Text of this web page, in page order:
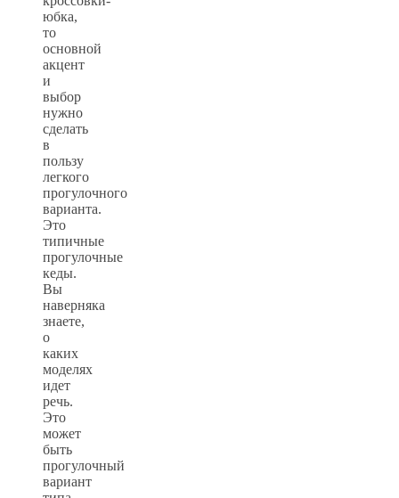
юбка,
то
основной
акцент
и
выбор
нужно
сделать
в
пользу
легкого
прогулочного
варианта.
Это
типичные
прогулочные
кеды.
Вы
наверняка
знаете,
о
каких
моделях
идет
речь.
Это
может
быть
прогулочный
вариант